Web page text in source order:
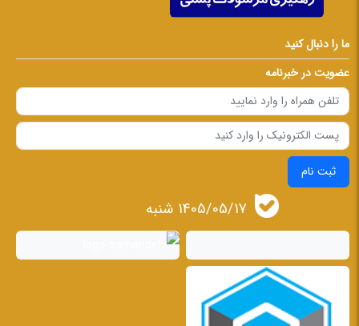
ما را دنبال کنید
عضویت در خبرنامه
ثبت نام
1405/05/17 شنبه